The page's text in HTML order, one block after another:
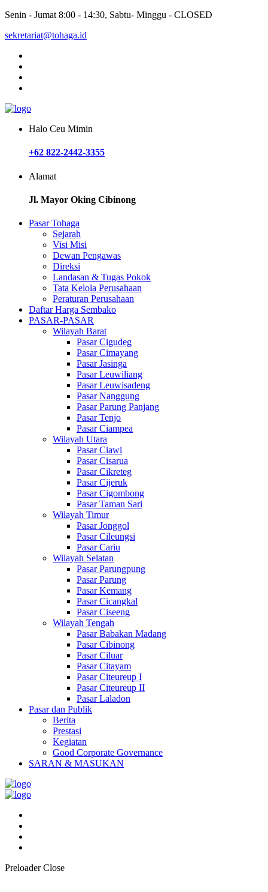
Senin - Jumat 8:00 - 14:30, Sabtu- Minggu - CLOSED
sekretariat@tohaga.id
Halo Ceu Mimin
+62 822-2442-3355
Alamat
Jl. Mayor Oking Cibinong
Pasar Tohaga
Sejarah
Visi Misi
Dewan Pengawas
Direksi
Landasan & Tugas Pokok
Tata Kelola Perusahaan
Peraturan Perusahaan
Daftar Harga Sembako
PASAR-PASAR
Wilayah Barat
Pasar Cigudeg
Pasar Cimayang
Pasar Jasinga
Pasar Leuwiliang
Pasar Leuwisadeng
Pasar Nanggung
Pasar Parung Panjang
Pasar Tenjo
Pasar Ciampea
Wilayah Utara
Pasar Ciawi
Pasar Cisarua
Pasar Cikreteg
Pasar Cijeruk
Pasar Cigombong
Pasar Taman Sari
Wilayah Timur
Pasar Jonggol
Pasar Cileungsi
Pasar Cariu
Wilayah Selatan
Pasar Parungpung
Pasar Parung
Pasar Kemang
Pasar Cicangkal
Pasar Ciseeng
Wilayah Tengah
Pasar Babakan Madang
Pasar Cibinong
Pasar Ciluar
Pasar Citayam
Pasar Citeureup I
Pasar Citeureup II
Pasar Laladon
Pasar dan Publik
Berita
Prestasi
Kegiatan
Good Corporate Governance
SARAN & MASUKAN
Preloader Close